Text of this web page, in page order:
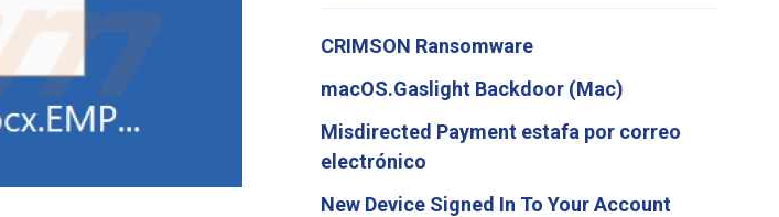
CRIMSON Ransomware
macOS.Gaslight Backdoor (Mac)
Misdirected Payment estafa por correo
electrónico
New Device Signed In To Your Account